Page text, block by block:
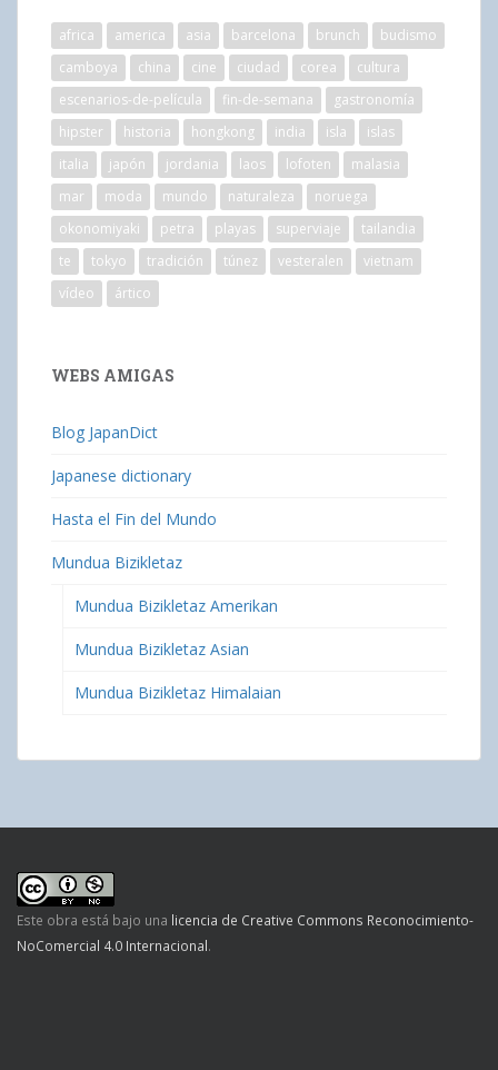
africa america asia barcelona brunch
budismo
camboya
china cine ciudad corea
cultura
escenarios-de-película
fin-de-semana
gastronomía
hipster
historia hongkong india isla
islas
italia
japón jordania laos lofoten
malasia
mar
moda mundo naturaleza
noruega
okonomiyaki
petra playas superviaje
tailandia
te
tokyo tradición túnez vesteralen
vietnam
vídeo
ártico
WEBS AMIGAS
Blog JapanDict
Japanese dictionary
Hasta el Fin del Mundo
Mundua Bizikletaz
Mundua Bizikletaz Amerikan
Mundua Bizikletaz Asian
Mundua Bizikletaz Himalaian
Este obra está bajo una licencia de Creative Commons Reconocimiento-
NoComercial 4.0 Internacional.